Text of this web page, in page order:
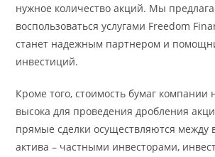
нужное количество акций. Мы
воспользоваться услугами Freedom
станет надежным партнером и
инвестиций.
Кроме того, стоимость бумаг компании
высока для проведения дробления
прямые сделки осуществляются между
актива – частными инвесторами,